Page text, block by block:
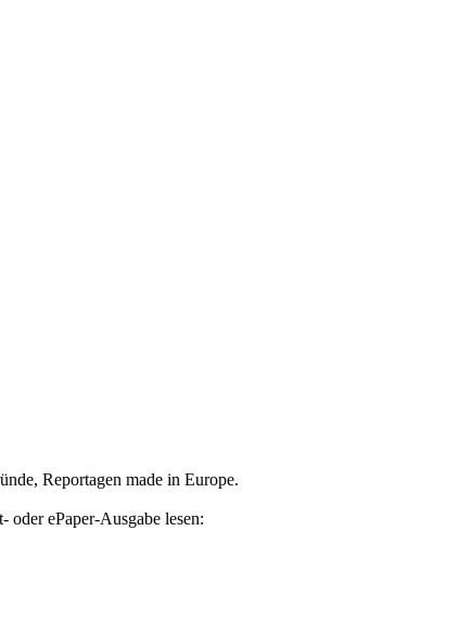
Reportagen made in Europe.
ePaper-Ausgabe lesen: